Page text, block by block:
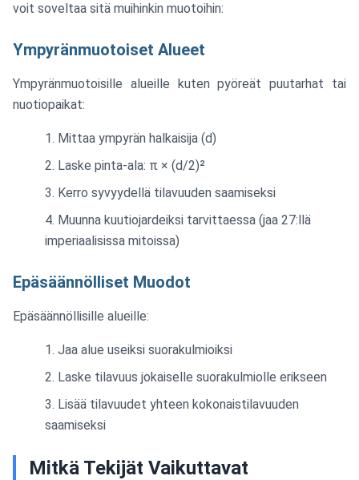
voit soveltaa sitä muihinkin muotoihin:
Ympyränmuotoiset Alueet
Ympyränmuotoisille alueille kuten pyöreät puutarhat tai
nuotiopaikat:
Mittaa ympyrän halkaisija (d)
Laske pinta-ala: π × (d/2)²
Kerro syvyydellä tilavuuden saamiseksi
Muunna kuutiojardeiksi tarvittaessa (jaa 27:llä
imperiaalisissa mitoissa)
Epäsäännölliset Muodot
Epäsäännöllisille alueille:
Jaa alue useiksi suorakulmioiksi
Laske tilavuus jokaiselle suorakulmiolle erikseen
Lisää tilavuudet yhteen kokonaistilavuuden
saamiseksi
Mitkä Tekijät Vaikuttavat